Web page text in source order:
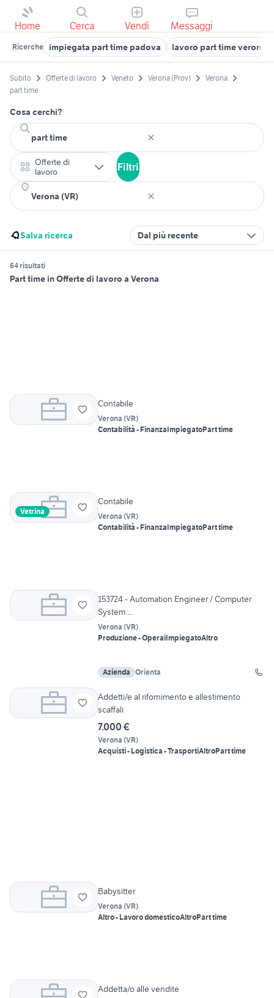
Home Cerca Vendi Messaggi
Ricerche impiegata part time padova lavoro part time verona
Subito Offerte di lavoro Veneto Verona (Prov)
Verona
part time
Cosa cerchi?
Offerte di
lavoro
Filtri
Salva ricerca Dal più recente
64 risultati
Part time in Offerte di lavoro a Verona
Contabile
Verona (VR)
Contabilità - FinanzaImpiegatoPart time
Vetrina
Contabile
Verona (VR)
Contabilità - FinanzaImpiegatoPart time
153724 - Automation Engineer / Computer
System ...
Verona (VR)
Produzione - OperaiImpiegatoAltro
Azienda Orienta
Addetti/e al rifornimento e allestimento
scaffali
7.000 €
Verona (VR)
Acquisti - Logistica - TrasportiAltroPart time
Babysitter
Verona (VR)
Altro - Lavoro domesticoAltroPart time
Addetta/o alle vendite